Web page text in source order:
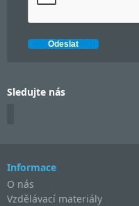
Sledujte nás
Informace
O nás
Vzdělávací materiály